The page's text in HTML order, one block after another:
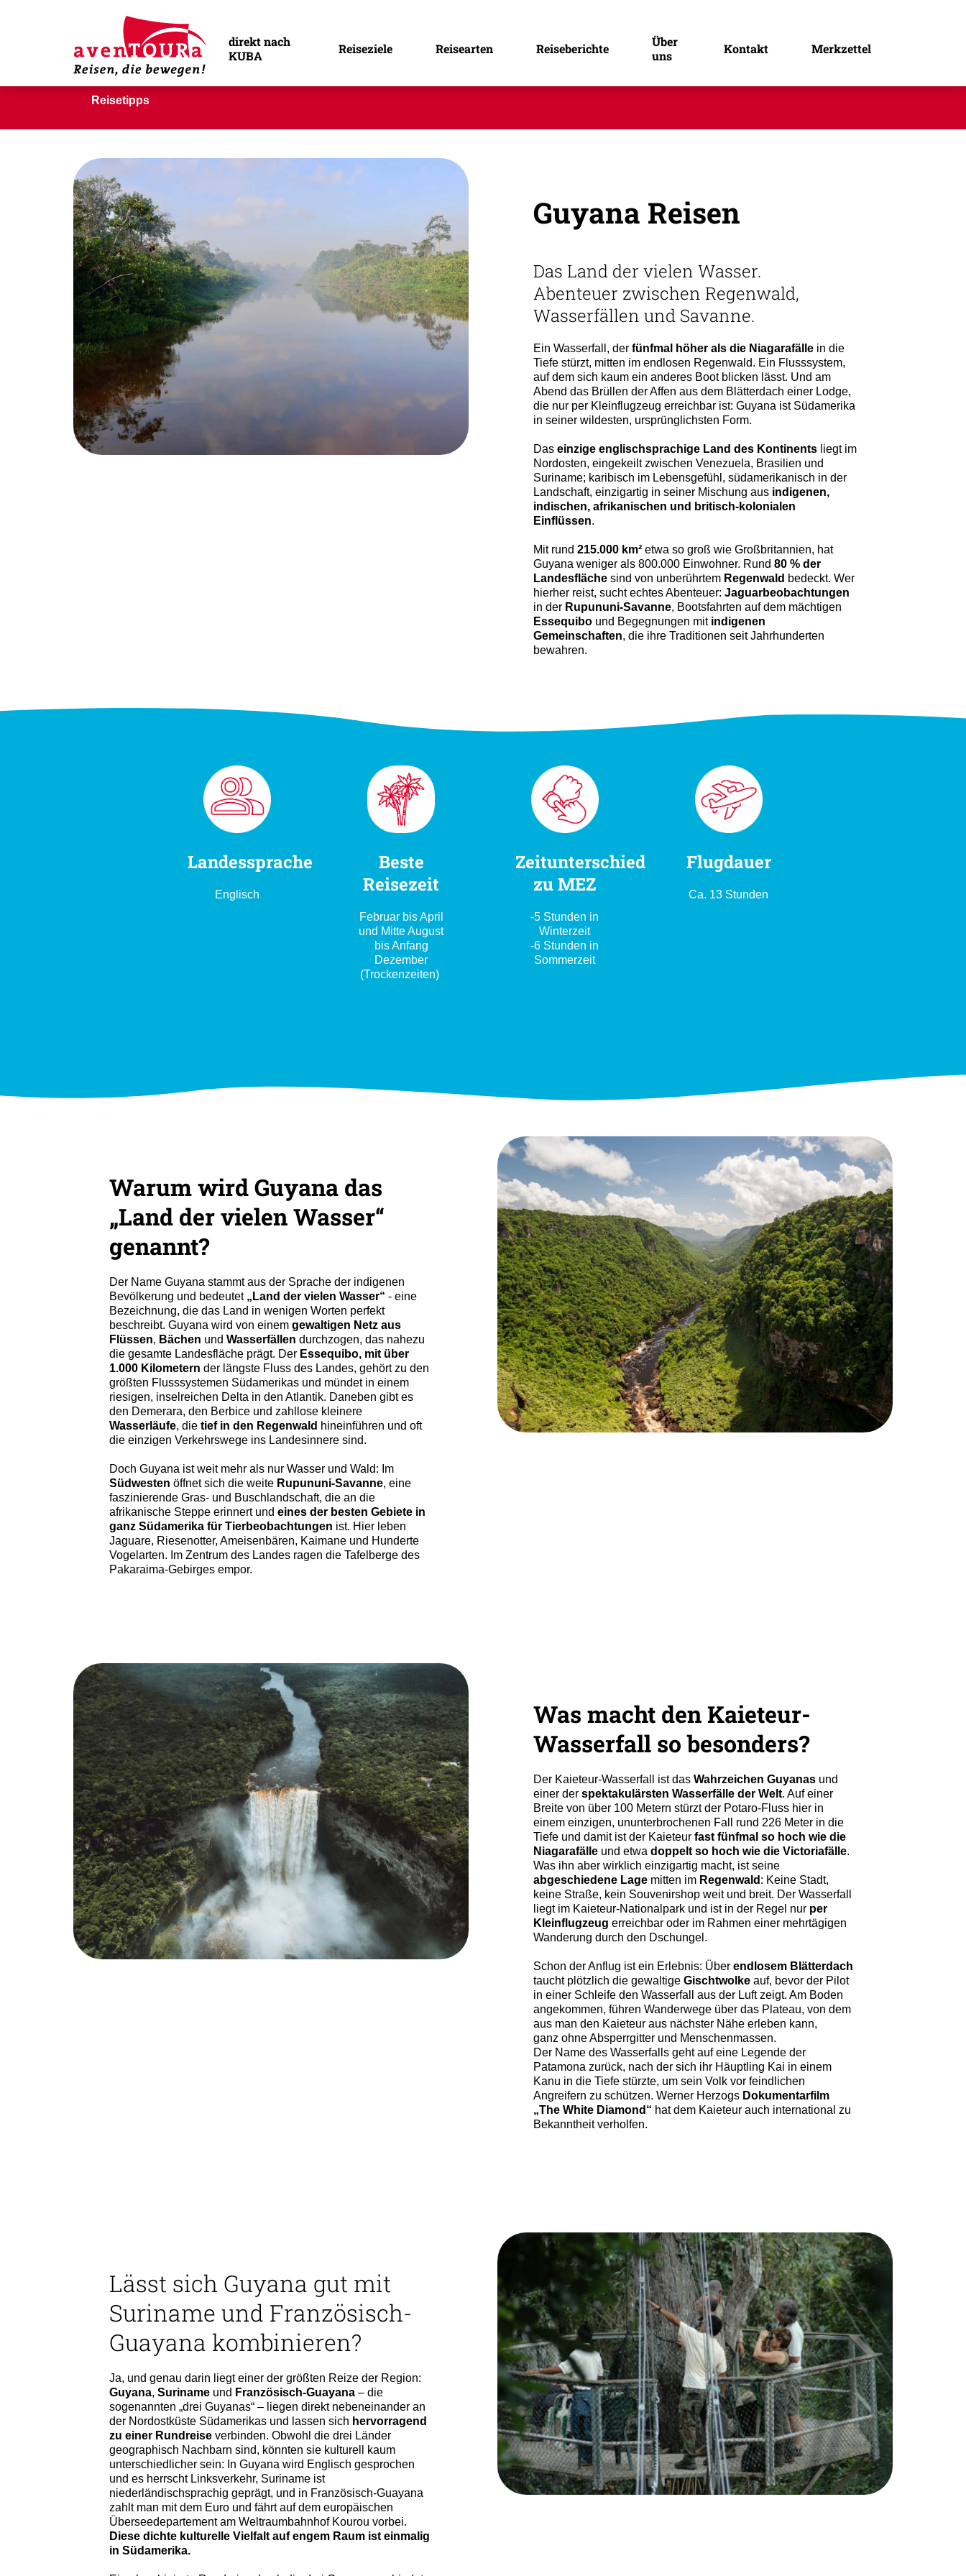
direkt nach
KUBA
Reiseziele Reisearten Reiseberichte
Über
uns
Kontakt Merkzettel
Reisetipps
Guyana Reisen
Das Land der vielen Wasser.
Abenteuer zwischen Regenwald,
Wasserfällen und Savanne.
Ein Wasserfall, der fünfmal höher als die Niagarafälle in die
Tiefe stürzt, mitten im endlosen Regenwald. Ein Flusssystem,
auf dem sich kaum ein anderes Boot blicken lässt. Und am
Abend das Brüllen der Affen aus dem Blätterdach einer Lodge,
die nur per Kleinflugzeug erreichbar ist: Guyana ist Südamerika
in seiner wildesten, ursprünglichsten Form.
Das einzige englischsprachige Land des Kontinents liegt im
Nordosten, eingekeilt zwischen Venezuela, Brasilien und
Suriname; karibisch im Lebensgefühl, südamerikanisch in der
Landschaft, einzigartig in seiner Mischung aus indigenen,
indischen, afrikanischen und britisch-kolonialen
Einflüssen.
Mit rund 215.000 km² etwa so groß wie Großbritannien, hat
Guyana weniger als 800.000 Einwohner. Rund 80 % der
Landesfläche sind von unberührtem Regenwald bedeckt. Wer
hierher reist, sucht echtes Abenteuer: Jaguarbeobachtungen
in der Rupununi-Savanne, Bootsfahrten auf dem mächtigen
Essequibo und Begegnungen mit indigenen
Gemeinschaften, die ihre Traditionen seit Jahrhunderten
bewahren.
Landessprache
Englisch
Beste
Reisezeit
Februar bis April
und Mitte August
bis Anfang
Dezember
(Trockenzeiten)
Zeitunterschied
zu MEZ
-5 Stunden in
Winterzeit
-6 Stunden in
Sommerzeit
Flugdauer
Ca. 13 Stunden
Warum wird Guyana das
„Land der vielen Wasser“
genannt?
Der Name Guyana stammt aus der Sprache der indigenen
Bevölkerung und bedeutet „Land der vielen Wasser“ - eine
Bezeichnung, die das Land in wenigen Worten perfekt
beschreibt. Guyana wird von einem gewaltigen Netz aus
Flüssen, Bächen und Wasserfällen durchzogen, das nahezu
die gesamte Landesfläche prägt. Der Essequibo, mit über
1.000 Kilometern der längste Fluss des Landes, gehört zu den
größten Flusssystemen Südamerikas und mündet in einem
riesigen, inselreichen Delta in den Atlantik. Daneben gibt es
den Demerara, den Berbice und zahllose kleinere
Wasserläufe, die tief in den Regenwald hineinführen und oft
die einzigen Verkehrswege ins Landesinnere sind.
Doch Guyana ist weit mehr als nur Wasser und Wald: Im
Südwesten öffnet sich die weite Rupununi-Savanne, eine
faszinierende Gras- und Buschlandschaft, die an die
afrikanische Steppe erinnert und eines der besten Gebiete in
ganz Südamerika für Tierbeobachtungen ist. Hier leben
Jaguare, Riesenotter, Ameisenbären, Kaimane und Hunderte
Vogelarten. Im Zentrum des Landes ragen die Tafelberge des
Pakaraima-Gebirges empor.
Was macht den Kaieteur-
Wasserfall so besonders?
Der Kaieteur-Wasserfall ist das Wahrzeichen Guyanas und
einer der spektakulärsten Wasserfälle der Welt. Auf einer
Breite von über 100 Metern stürzt der Potaro-Fluss hier in
einem einzigen, ununterbrochenen Fall rund 226 Meter in die
Tiefe und damit ist der Kaieteur fast fünfmal so hoch wie die
Niagarafälle und etwa doppelt so hoch wie die Victoriafälle.
Was ihn aber wirklich einzigartig macht, ist seine
abgeschiedene Lage mitten im Regenwald : Keine Stadt,
keine Straße, kein Souvenirshop weit und breit. Der Wasserfall
liegt im Kaieteur-Nationalpark und ist in der Regel nur per
Kleinflugzeug erreichbar oder im Rahmen einer mehrtägigen
Wanderung durch den Dschungel.
Schon der Anflug ist ein Erlebnis: Über endlosem Blätterdach
taucht plötzlich die gewaltige Gischtwolke auf, bevor der Pilot
in einer Schleife den Wasserfall aus der Luft zeigt. Am Boden
angekommen, führen Wanderwege über das Plateau, von dem
aus man den Kaieteur aus nächster Nähe erleben kann,
ganz ohne Absperrgitter und Menschenmassen.
Der Name des Wasserfalls geht auf eine Legende der
Patamona zurück, nach der sich ihr Häuptling Kai in einem
Kanu in die Tiefe stürzte, um sein Volk vor feindlichen
Angreifern zu schützen. Werner Herzogs Dokumentarfilm
„The White Diamond“ hat dem Kaieteur auch international zu
Bekanntheit verholfen.
Lässt sich Guyana gut mit
Suriname und Französisch-
Guayana kombinieren?
Ja, und genau darin liegt einer der größten Reize der Region:
Guyana, Suriname und Französisch-Guayana – die
sogenannten „drei Guyanas“ – liegen direkt nebeneinander an
der Nordostküste Südamerikas und lassen sich hervorragend
zu einer Rundreise verbinden. Obwohl die drei Länder
geographisch Nachbarn sind, könnten sie kulturell kaum
unterschiedlicher sein: In Guyana wird Englisch gesprochen
und es herrscht Linksverkehr, Suriname ist
niederländischsprachig geprägt, und in Französisch-Guayana
zahlt man mit dem Euro und fährt auf dem europäischen
Überseedepartement am Weltraumbahnhof Kourou vorbei.
Diese dichte kulturelle Vielfalt auf engem Raum ist einmalig
in Südamerika.